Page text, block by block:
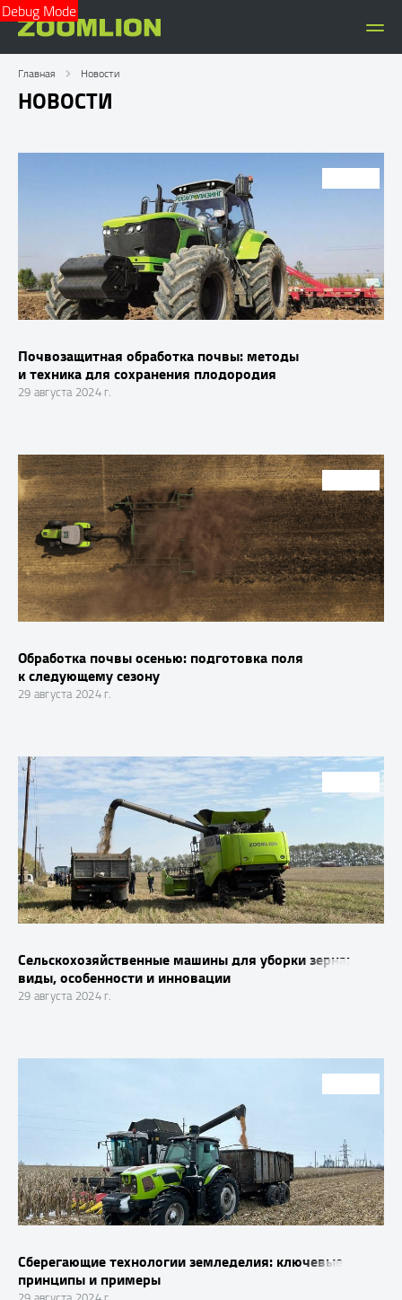
Debug Mode
Главная Новости
НОВОСТИ
Почвозащитная обработка почвы: методы
и техника для сохранения плодородия
29 августа 2024 г.
Обработка почвы осенью: подготовка поля
к следующему сезону
29 августа 2024 г.
Сельскохозяйственные машины для уборки зерна:
виды, особенности и инновации
29 августа 2024 г.
Сберегающие технологии земледелия: ключевые
принципы и примеры